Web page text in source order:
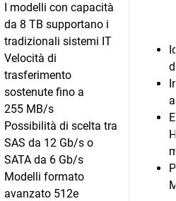
I modelli con capacità
da 8 TB supportano i
tradizionali sistemi IT
Velocità di
trasferimento
sostenute fino a
255 MB/s
Possibilità di scelta tra
SAS da 12 Gb/s o
SATA da 6 Gb/s
Modelli formato
avanzato 512e